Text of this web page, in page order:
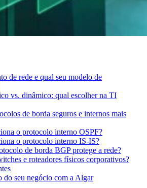
de rede e qual seu modelo de
vs. dinâmico: qual escolher na TI
de borda seguros e internos mais
o protocolo interno OSPF?
o protocolo interno IS-IS?
de borda BGP protege a rede?
e roteadores físicos corporativos?
do seu negócio com a Algar